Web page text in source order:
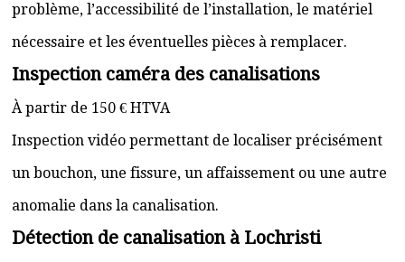
problème, l’accessibilité de l’installation, le matériel
nécessaire et les éventuelles pièces à remplacer.
Inspection caméra des canalisations
À partir de 150 € HTVA
Inspection vidéo permettant de localiser précisément
un bouchon, une fissure, un affaissement ou une autre
anomalie dans la canalisation.
Détection de canalisation à Lochristi